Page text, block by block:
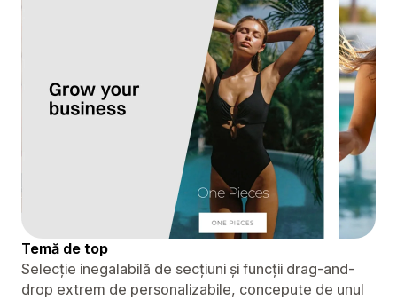
Temă de top
Selecție inegalabilă de secțiuni și funcții drag-and-
drop extrem de personalizabile, concepute de unul